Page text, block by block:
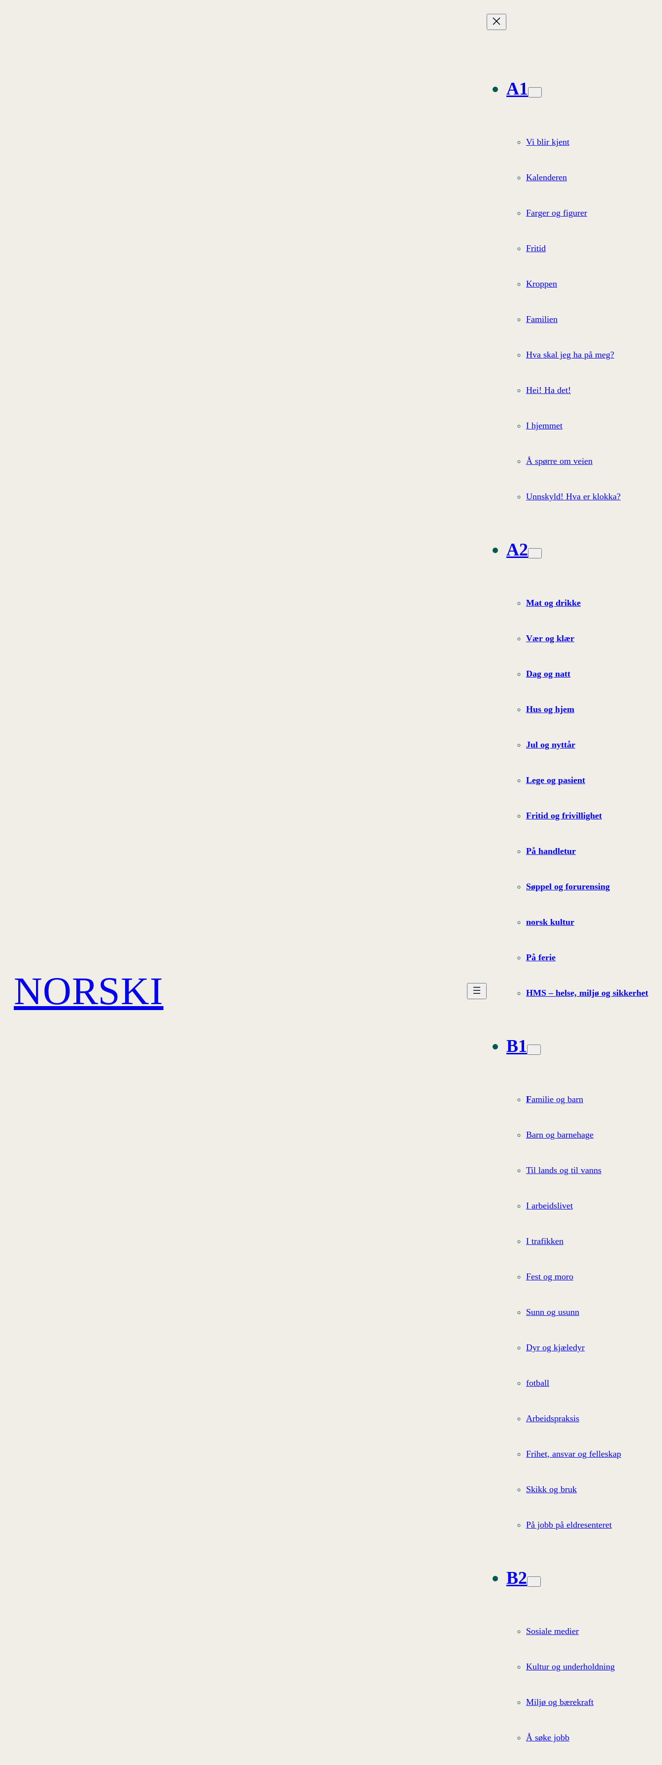
NORSKI
A1
Vi blir kjent
Kalenderen
Farger og figurer
Fritid
Kroppen
Familien
Hva skal jeg ha på meg?
Hei! Ha det!
I hjemmet
Å spørre om veien
Unnskyld! Hva er klokka?
A2
Mat og drikke
Vær og klær
Dag og natt
Hus og hjem
Jul og nyttår
Lege og pasient
Fritid og frivillighet
På handletur
Søppel og forurensing
norsk kultur
På ferie
HMS – helse, miljø og sikkerhet
B1
Familie og barn
Barn og barnehage
Til lands og til vanns
I arbeidslivet
I trafikken
Fest og moro
Sunn og usunn
Dyr og kjæledyr
fotball
Arbeidspraksis
Frihet, ansvar og felleskap
Skikk og bruk
På jobb på eldresenteret
B2
Sosiale medier
Kultur og underholdning
Miljø og bærekraft
Å søke jobb